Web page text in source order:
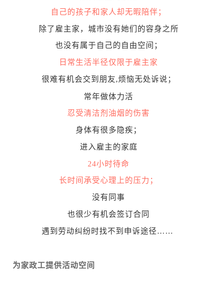
自己的孩子和家人却无暇陪伴；
除了雇主家，城市没有她们的容身之所
也没有属于自己的自由空间；
日常生活半径仅限于雇主家
很难有机会交到朋友,烦恼无处诉说；
常年做体力活
忍受清洁剂油烟的伤害
身体有很多隐疾；
进入雇主的家庭
24小时待命
长时间承受心理上的压力；
没有同事
也很少有机会签订合同
遇到劳动纠纷时找不到申诉途径……
为家政工提供活动空间